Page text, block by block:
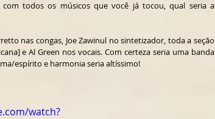
todos os músicos que você já tocou, qual seria a
nas congas, Joe Zawinul no sintetizador, toda a seção
e Al Green nos vocais. Com certeza seria uma banda
espírito e harmonia seria altíssimo!
watch?